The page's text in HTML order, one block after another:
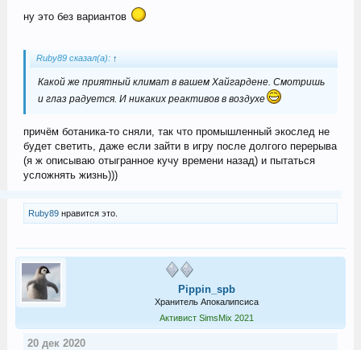
ну это без вариантов
Ruby89 сказал(а): ↑
Какой же приятный климат в вашем Хайгардене. Смотришь
и глаз радуется. И никаких реактивов в воздухе
причём ботаника-то сняли, так что промышленный экослед не
будет светить, даже если зайти в игру после долгого перерыва
(я ж описываю отыгранное кучу времени назад) и пытаться
усложнять жизнь)))
Ruby89нравится это.
Pippin_spb
Хранитель Апокалипсиса
Активист SimsMix 2021
20 дек 2020